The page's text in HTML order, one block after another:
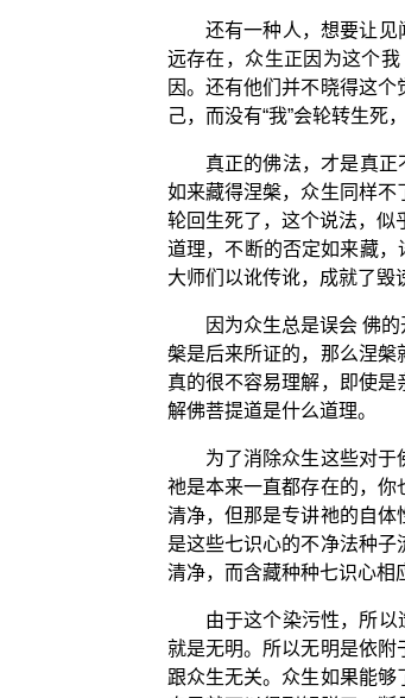
还有一种人，想要让见
远存在，众生正因为这个
因。还有他们并不晓得这
己，而没有“我”会轮转生死
真正的佛法，才是真
如来藏得涅槃，众生同样
轮回生死了，这个说法，似
道理，不断的否定如来藏，
大师们以讹传讹，成就了毁
因为众生总是误会 佛
槃是后来所证的，那么涅
真的很不容易理解，即使
解佛菩提道是什么道理。
为了消除众生这些对于
祂是本来一直都存在的，
清净，但那是专讲祂的自体
是这些七识心的不净法种
清净，而含藏种种七识心相
由于这个染污性，所以
就是无明。所以无明是依
跟众生无关。众生如果能够